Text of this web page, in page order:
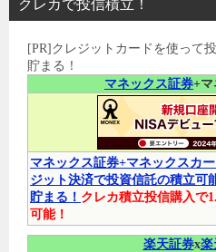
クレカで投信積立！
[PR]クレジットカードを使って
貯まる！
マネックス証券+マ
マネックス証券+マネックスカ
ジット決済で投資信託の積立可
貯まる！ クレカ積立投信購入で
可能！
楽天証券x楽